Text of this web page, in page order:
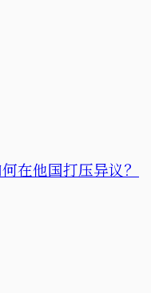
在他国打压异议？